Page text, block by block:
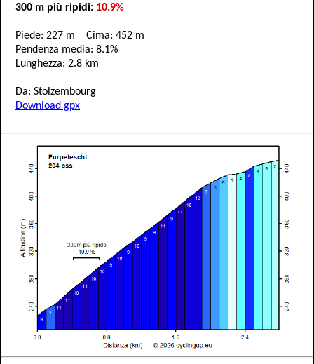
300 m più ripidi: 10.9%
Piede: 227 m Cima: 452 m
Pendenza media: 8.1%
Lunghezza: 2.8 km
Da: Stolzembourg
Download gpx